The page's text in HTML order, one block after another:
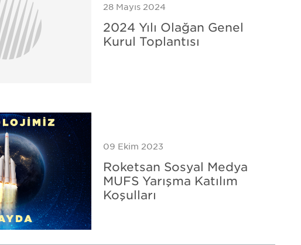
28 Mayıs 2024
2024 Yılı Olağan Genel
Kurul Toplantısı
09 Ekim 2023
Roketsan Sosyal Medya
MUFS Yarışma Katılım
Koşulları